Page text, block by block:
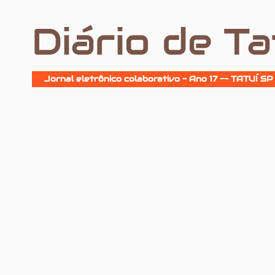
Diário de
Jornal eletrônico colaborativo - Ano 17 -- TATUÍ SP